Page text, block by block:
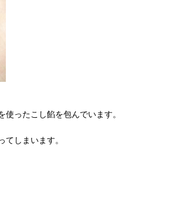
ったこし餡を包んでいます。
しまいます。